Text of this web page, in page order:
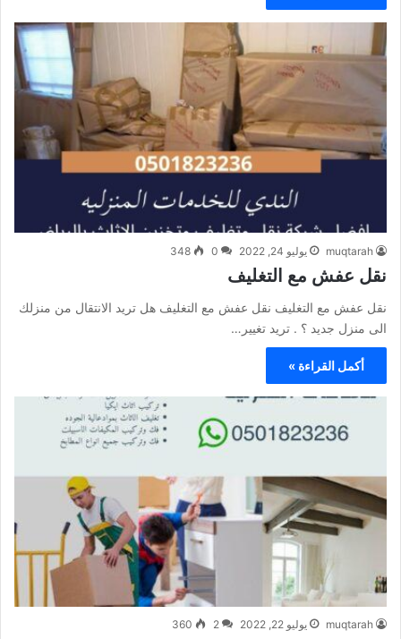
muqtarah يوليو 24, 2022 0
348
نقل عفش مع التغليف
نقل عفش مع التغليف نقل عفش مع التغليف هل تريد الانتقال من منزلك
الى منزل جديد ؟ . تريد تغيير…
أكمل القراءة »
muqtarah يوليو 22, 2022 2
360